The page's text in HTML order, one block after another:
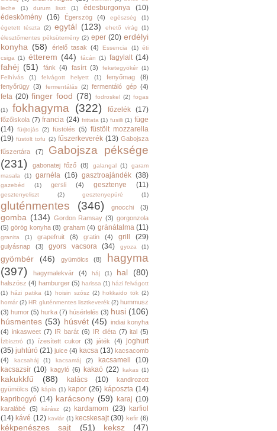
leche
(1) durum liszt (1) édesburgonya
(10)
édeskömény (16) Égerszög (4) egészség
(1)
égetett tészta
(2) egytál (123) ehető virág
(1)
élesztőmentes péksütemény (2) eper (20) erdélyi
konyha (58) érlelő tasak (4) Essencia (1) éti
csiga (1) étterem (44) fácán (1) fagylalt (14)
fahéj (51) fánk (4) fasírt (3) feketegyökér (1)
Felhívás
(1) felvágott helyett (1) fenyőmag
(8)
fenyőrügy (3) fermentálás (2) fermentáló gép (4)
feta (20) finger food (78) fodroskel (2) fogas
(1)
fokhagyma (322) főzelék (17)
főzőiskola (7) francia (24) frittata (1) fusilli (1) füge
(14) fürjtojás (2) füstölés (5) füstölt mozzarella
(19) füstölt tofu (2) fűszerkeverék (13) Gabojsza
fűszertára
(7)
Gabojsza péksége
(231)
gabonatej főző (8) galangal (1)
garam
masala
(1) garnéla (16) gasztroajándék (38)
gazebéd (1) gersli (4) gesztenye (11)
gesztenyeliszt (2) gesztenyepüré (1)
gluténmentes (346) gnocchi (3)
gomba (134) Gordon Ramsay (3) gorgonzola
(5) görög konyha (8) graham (4) gránátalma (11)
granita (1) grapefruit (8) gratin (4) grill (29)
gulyásnap (3) gyors vacsora (34) gyoza (1)
gyömbér (46) gyümölcs (8)
hagyma
(397)
hagymalekvár (4) háj (1) hal (80)
halszósz (4) hamburger (5) harissa (1) házi felvágott
(1) házi patika (1) hoisin szósz (2) hokkaido tök (2)
homár (2) HR gluténmentes lisztkeverék (2) hummusz
(3) humor (5) hurka (7) húsérlelés (3) husi (106)
húsmentes (53) húsvét (45) indiai konyha
(4) inkasweet (7) IR barát (6) IR diéta (7) ital (5)
Ízbisztró (1) ízesített cukor (3) játék (4) joghurt
(35) juhtúró (21) juice (4) kacsa (13) kacsacomb
(4)
kacsaháj (1) kacsamáj (2) kacsamell
(10)
kacsazsír (10) kagyló (6) kakaó (22) kakas (1)
kakukkfű (88) kalács (10)
kandirozott
gyümölcs (5) kápia (1) kapor (26) káposzta (14)
kapribogyó (14) karácsony (59) karaj (10)
karalábé (5) kárász (2) kardamom (23)
karfiol
(14) kávé (12) kaviár (1) kecskesajt (30) kefir (6)
kékpenészes sajt (51) keksz (47)